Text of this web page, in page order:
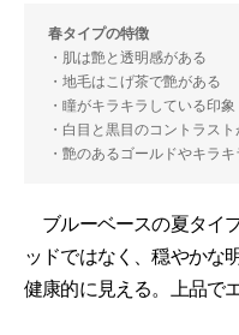
春タイプの特徴
・肌は艶と透明感がある
・地毛はこげ茶で艶がある
・瞳がキラキラしている印象
・白目と黒目のコントラス
・艶のあるゴールドやキラ
ブルーベースの夏タイ
ッドではなく、穏やかな
健康的に見える。上品で